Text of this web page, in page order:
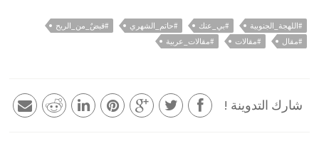
#اللهجة_الجنوبية #بي_عنك #حاتم_الشهري
#قبضٌ_من_الريح
#مقال
#مقالات #مقالات_عربية
شارك التدوينة !